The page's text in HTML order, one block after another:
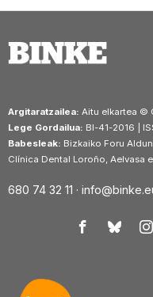
Argitaratzailea: Aitu elkartea ©
Lege Gordailua: BI-41-2016 |
Babesleak: Bizkaiko Foru
Clínica Dental Loroño, Aelvasa
680 74 32 11 ·